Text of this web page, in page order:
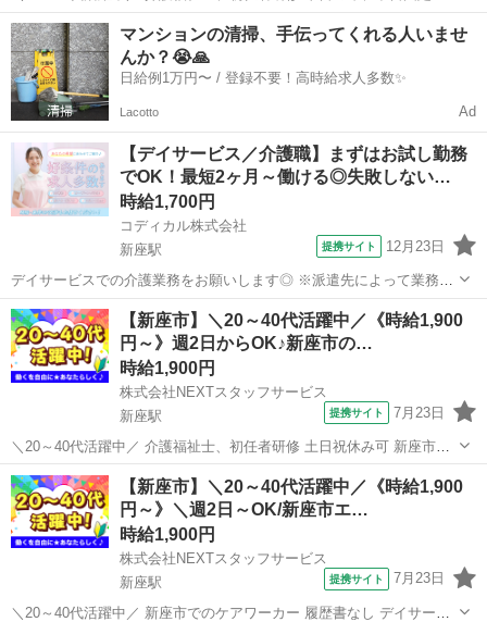
有料老人ホーム */* *綺麗な環境で気持ちよく働けます♪* *＼* 明るくて
キレイな施設! お花見やお祭り、クリスマスなどの季節に合わせたイベ
ント...
埼玉 新座市 介護
マンションの清掃、手伝ってくれる人いませ
んか？😭🙏
日給例1万円〜 / 登録不要！高時給求人多数✨
Lacotto Ad
【デイサービス／介護職】まずはお試し勤務
でOK！最短2ヶ月～働ける◎失敗しない…
時給1,700円
コディカル株式会社
新座駅
提携サイト 12月23日
デイサービスでの介護業務をお願いします◎ ※派遣先によって業務内
容の詳細は異なります。 【業務内容の一例】 ■送迎（運転または付き
添い） ■食事介助 ■入浴介助 ■排せつ介助 ■レクリエーション ■介護記
録作成 等 「聞...
埼玉 新座市 新座駅
【新座市】＼20～40代活躍中／《時給1,900
円～》週2日からOK♪新座市の…
時給1,900円
株式会社NEXTスタッフサービス
新座駅
提携サイト 7月23日
＼20～40代活躍中／ 介護福祉士、初任者研修 土日祝休み可 新座市の
新設施設 ╭━━━━━━━━━━━━━╮ *融通が利くので働きやす
い!* *週2日からの柔軟シフト* ╰━━━━━━v━━━━━━╯ NEX...
埼玉 新座市 新座駅
【新座市】＼20～40代活躍中／《時給1,900
円～》＼週2日～OK/新座市エ…
時給1,900円
株式会社NEXTスタッフサービス
新座駅
提携サイト 7月23日
＼20～40代活躍中／ 新座市でのケアワーカー 履歴書なし デイサービ